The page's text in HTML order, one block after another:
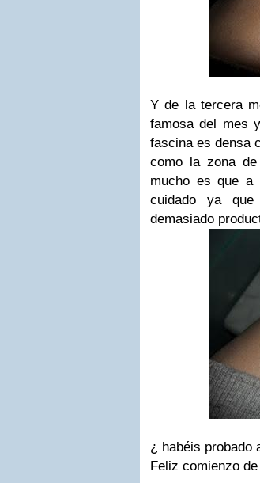
Y de la tercera
famosa del mes
fascina es densa
como la zona
mucho es que a
cuidado ya
demasiado
¿ habéis probado
Feliz comienzo